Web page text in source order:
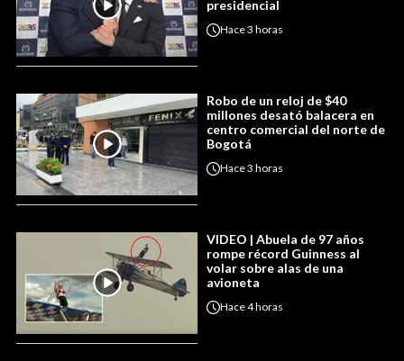
presidencial
Hace3 horas
Robo de un reloj de $40
millones desató balacera en
centro comercial del norte de
Bogotá
Hace3 horas
VIDEO | Abuela de 97 años
rompe récord Guinness al
volar sobre alas de una
avioneta
Hace4 horas